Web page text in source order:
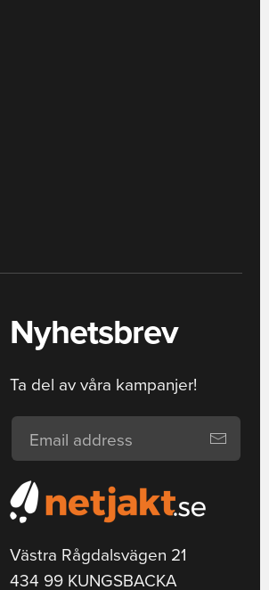
Nyhetsbrev
Ta del av våra kampanjer!
Västra Rågdalsvägen 21
434 99 KUNGSBACKA